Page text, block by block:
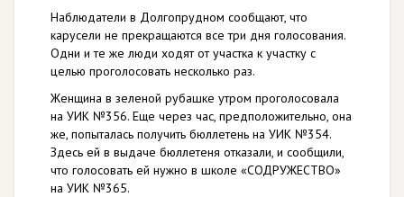
Наблюдатели в Долгопрудном сообщают, что
карусели не прекращаются все три дня голосования.
Одни и те же люди ходят от участка к участку с
целью проголосовать несколько раз.
Женщина в зеленой рубашке утром проголосовала
на УИК №356. Еще через час, предположительно, она
же, попыталась получить бюллетень на УИК №354.
Здесь ей в выдаче бюллетеня отказали, и сообщили,
что голосовать ей нужно в школе «СОДРУЖЕСТВО»
на УИК №365.